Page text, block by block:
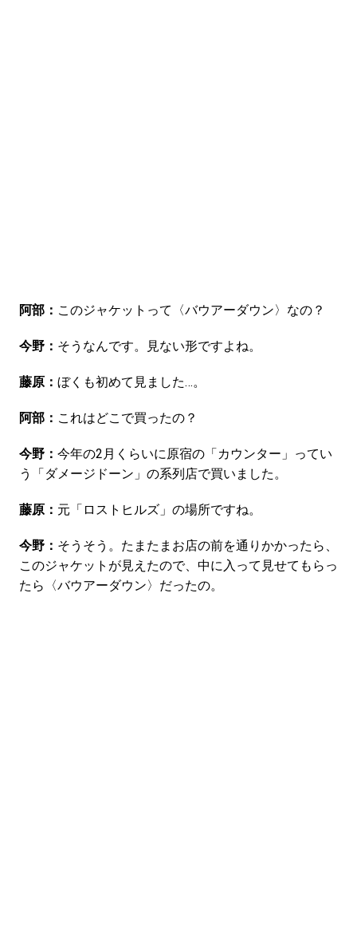
阿部： このジャケットって〈バウアーダウン〉なの？
今野： そうなんです。見ない形ですよね。
藤原： ぼくも初めて見ました…。
阿部： これはどこで買ったの？
今野： 今年の2月くらいに原宿の「カウンター」ってい
う「ダメージドーン」の系列店で買いました。
藤原： 元「ロストヒルズ」の場所ですね。
今野： そうそう。たまたまお店の前を通りかかったら、
このジャケットが見えたので、中に入って見せてもらっ
たら〈バウアーダウン〉だったの。